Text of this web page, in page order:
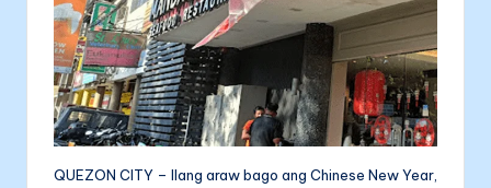
k er
QUEZON CITY – Ilang araw bago ang Chinese New Year,